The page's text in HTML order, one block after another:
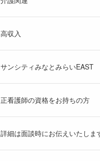
高収入
サンシティみなとみらいEAST
正看護師の資格をお持ちの方
詳細は面談時にお伝えいたしま